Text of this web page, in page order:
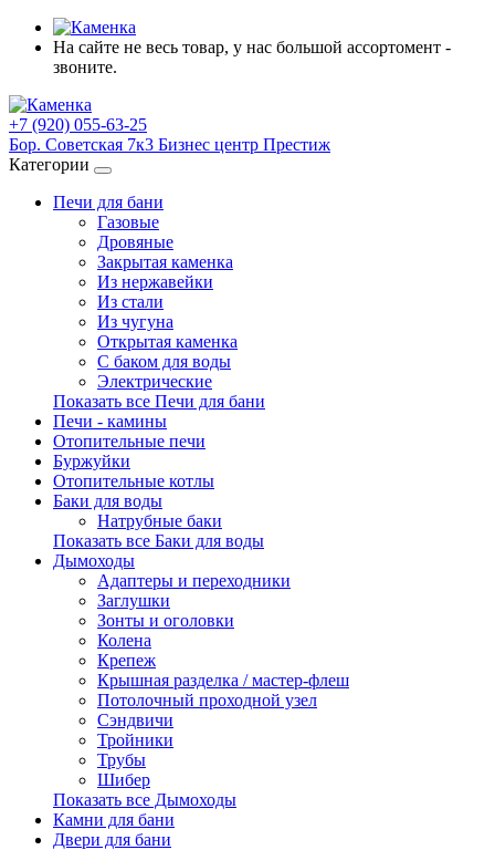
На сайте не весь товар, у нас большой ассортомент -
звоните.
+7 (920) 055-63-25
Бор. Советская 7к3 Бизнес центр Престиж
Категории
Печи для бани
Газовые
Дровяные
Закрытая каменка
Из нержавейки
Из стали
Из чугуна
Открытая каменка
С баком для воды
Электрические
Показать все Печи для бани
Печи - камины
Отопительные печи
Буржуйки
Отопительные котлы
Баки для воды
Натрубные баки
Показать все Баки для воды
Дымоходы
Адаптеры и переходники
Заглушки
Зонты и оголовки
Колена
Крепеж
Крышная разделка / мастер-флеш
Потолочный проходной узел
Сэндвичи
Тройники
Трубы
Шибер
Показать все Дымоходы
Камни для бани
Двери для бани